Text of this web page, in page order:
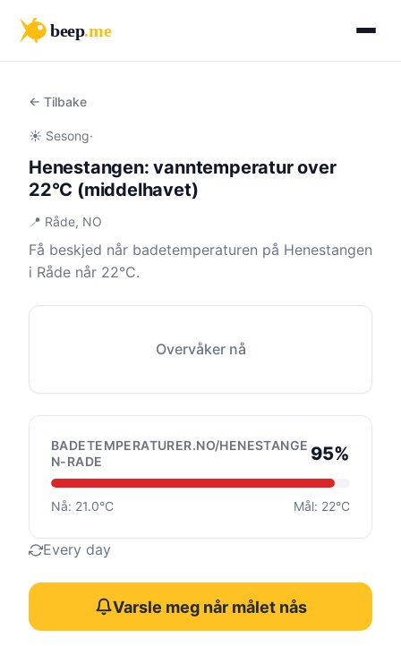
beep.me
← Tilbake
☀️ Sesong·
Henestangen: vanntemperatur over
22°C (middelhavet)
📍 Råde, NO
Få beskjed når badetemperaturen på Henestangen
i Råde når 22°C.
Overvåker nå
BADETEMPERATURER.NO/HENESTANGE
N-RADE
95%
Nå: 21.0°C Mål: 22°C
Every day
Varsle meg når målet nås